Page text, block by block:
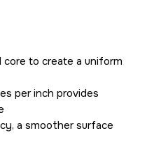
core to create a uniform
per inch provides
a smoother surface